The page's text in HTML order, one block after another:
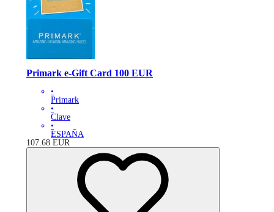
Primark e-Gift Card 100 EUR
•
Primark
•
Clave
•
ESPAÑA
107.68 EUR